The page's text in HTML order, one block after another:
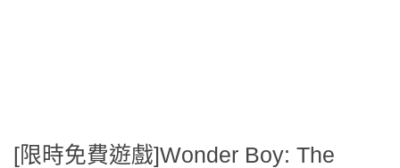
[限時免費遊戲]Wonder Boy: The